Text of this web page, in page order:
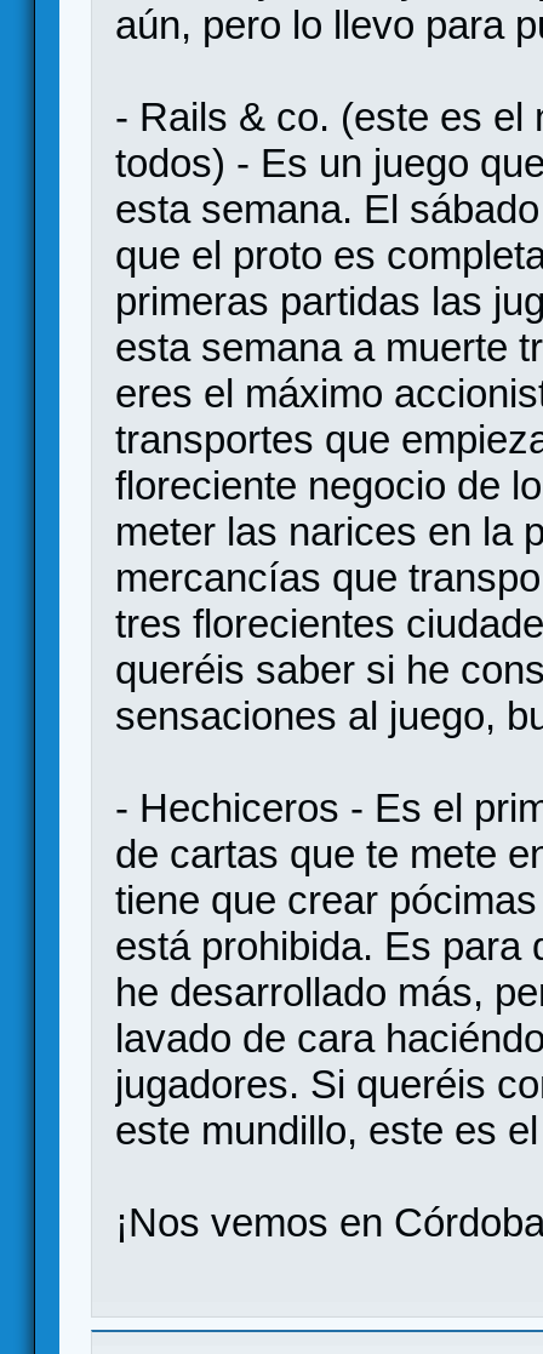
aún, pero lo llevo para
- Rails & co. (este es el
todos) - Es un juego
esta semana. El
que el proto es
primeras partidas las
esta semana a muerte
eres el máximo
transportes que
floreciente negocio de
meter las narices en la
mercancías que
tres florecientes
queréis saber si he
sensaciones al juego,
- Hechiceros - Es el
de cartas que te mete
tiene que crear
está prohibida. Es para
he desarrollado más,
lavado de cara
jugadores. Si queréis
este mundillo, este es
¡Nos vemos en